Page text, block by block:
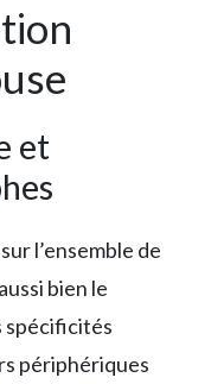
et
l’ensemble de
bien le
spécificités
périphériques